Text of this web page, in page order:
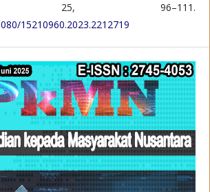
25, 96–111.
15210960.2023.2212719